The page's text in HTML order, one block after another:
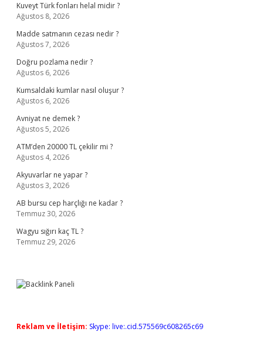
Kuveyt Türk fonları helal midir ?
Ağustos 8, 2026
Madde satmanın cezası nedir ?
Ağustos 7, 2026
Doğru pozlama nedir ?
Ağustos 6, 2026
Kumsaldaki kumlar nasıl oluşur ?
Ağustos 6, 2026
Avniyat ne demek ?
Ağustos 5, 2026
ATM’den 20000 TL çekilir mi ?
Ağustos 4, 2026
Akyuvarlar ne yapar ?
Ağustos 3, 2026
AB bursu cep harçlığı ne kadar ?
Temmuz 30, 2026
Wagyu sığırı kaç TL ?
Temmuz 29, 2026
Reklam ve İletişim: Skype: live:.cid.575569c608265c69